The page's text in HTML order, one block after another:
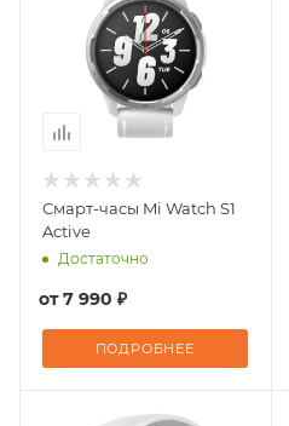
Смарт-часы Mi Watch S1
Active
Достаточно
от7 990 ₽
ПОДРОБНЕЕ